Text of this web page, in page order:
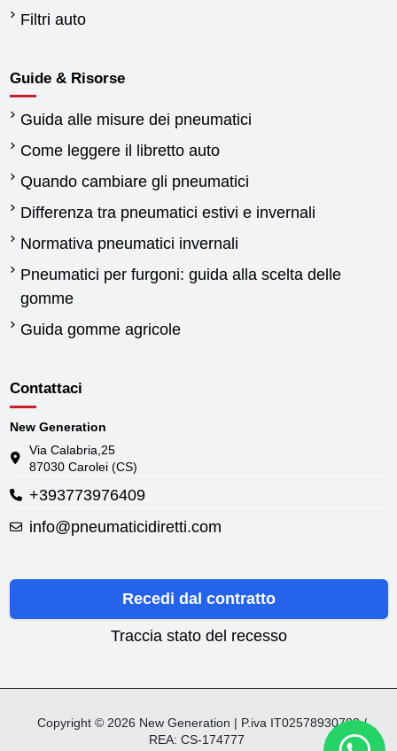
Filtri auto
Guide & Risorse
Guida alle misure dei pneumatici
Come leggere il libretto auto
Quando cambiare gli pneumatici
Differenza tra pneumatici estivi e invernali
Normativa pneumatici invernali
Pneumatici per furgoni: guida alla scelta delle
gomme
Guida gomme agricole
Contattaci
New Generation
Via Calabria,25
87030 Carolei (CS)
+393773976409
info@pneumaticidiretti.com
Recedi dal contratto
Traccia stato del recesso
Copyright © 2026 New Generation | P.iva IT02578930782 /
REA: CS-174777